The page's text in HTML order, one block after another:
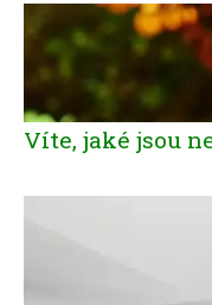
Víte, jaké jsou